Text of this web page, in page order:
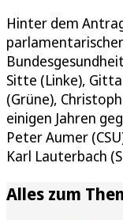
Hinter dem
Sitte (Linke),
(Grüne),
einigen Jahren
Peter Aumer
Karl Lauterbach
Alles zum